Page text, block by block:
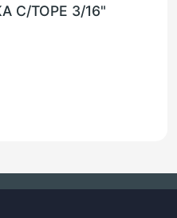
C/TOPE 3/16"